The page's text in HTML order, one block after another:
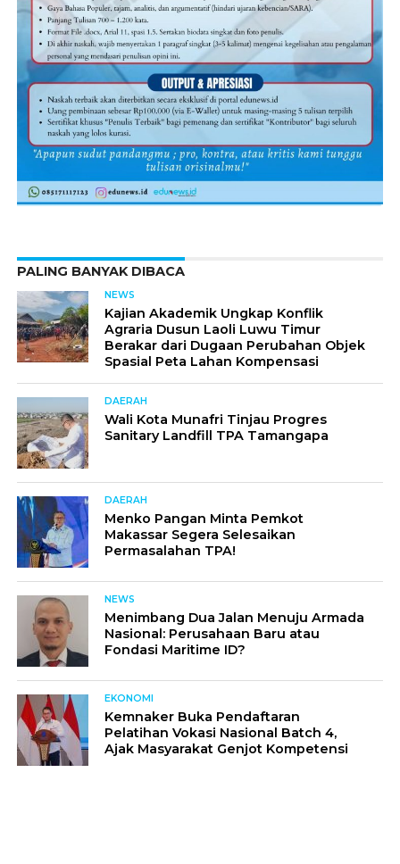
PALING BANYAK DIBACA
NEWS
Kajian Akademik Ungkap Konflik
Agraria Dusun Laoli Luwu Timur
Berakar dari Dugaan Perubahan Objek
Spasial Peta Lahan Kompensasi
DAERAH
Wali Kota Munafri Tinjau Progres
Sanitary Landfill TPA Tamangapa
DAERAH
Menko Pangan Minta Pemkot
Makassar Segera Selesaikan
Permasalahan TPA!
NEWS
Menimbang Dua Jalan Menuju Armada
Nasional: Perusahaan Baru atau
Fondasi Maritime ID?
EKONOMI
Kemnaker Buka Pendaftaran
Pelatihan Vokasi Nasional Batch 4,
Ajak Masyarakat Genjot Kompetensi